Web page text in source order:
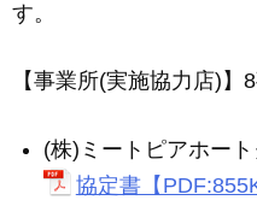
す。
【事業所(実施協力店)】
(株)ミートピアホート
協定書【